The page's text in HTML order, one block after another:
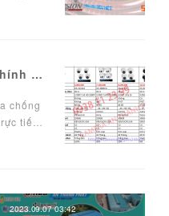
Lắp đặt camera quan sát chính hãng
chống
tiế…
2023.09.07 03:42